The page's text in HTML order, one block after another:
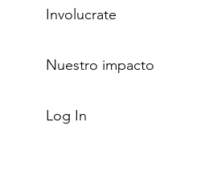
Involucrate
Nuestro impacto
Log In